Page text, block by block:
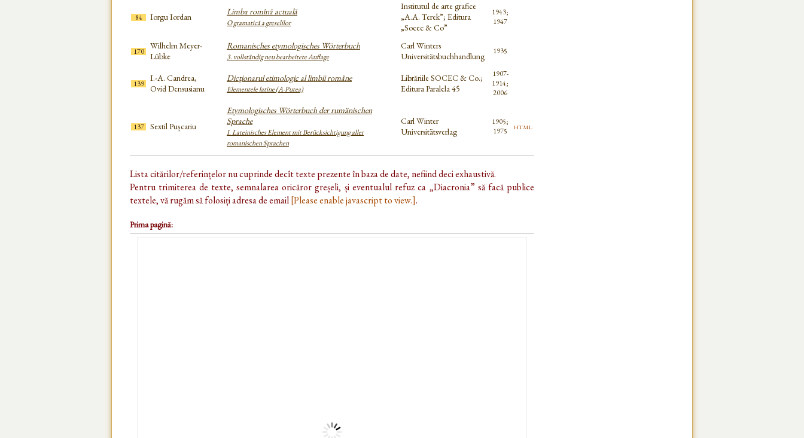
84 Iorgu Iordan Limba romînă actuală
O gramatică a greșelilor
Institutul de arte grafice
„A.A. Terek”; Editura
„Socec & Co”
1943;
1947
170
Wilhelm Meyer-
Lübke
Romanisches etymologisches Wörterbuch
3. vollständig neu bearbeitete Auflage
Carl Winters
Universitätsbuchhandlung
1935
139
I.-A. Candrea,
Ovid Densusianu
Dicţionarul etimologic al limbii române
Elementele latine (A-Putea)
Librăriile SOCEC & Co.;
Editura Paralela 45
1907-
1914;
2006
137 Sextil Pușcariu
Etymologisches Wörterbuch der rumänischen
Sprache
I. Lateinisches Element mit Berücksichtigung aller
romanischen Sprachen
Carl Winter
Universitätsverlag
1905;
1975
html
Lista citărilor/referințelor nu cuprinde decît texte prezente în baza de date, nefiind deci exhaustivă.
Pentru trimiterea de texte, semnalarea oricăror greșeli, și eventualul refuz ca „Diacronia” să facă publice
textele, vă rugăm să folosiți adresa de email[Please enable javascript to view.].
Prima pagină: